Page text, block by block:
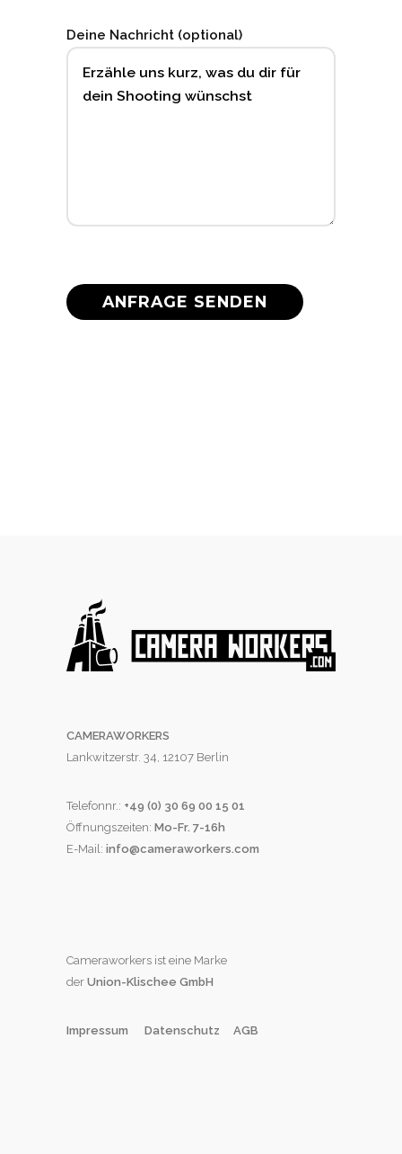
Deine Nachricht (optional)
CAMERAWORKERS
Lankwitzerstr. 34, 12107 Berlin
Telefonnr.: +49 (0) 30 69 00 15 01
Öffnungszeiten: Mo-Fr. 7-16h
E-Mail: info@cameraworkers.com
Cameraworkers ist eine Marke
der Union-Klischee GmbH
Impressum Datenschutz AGB